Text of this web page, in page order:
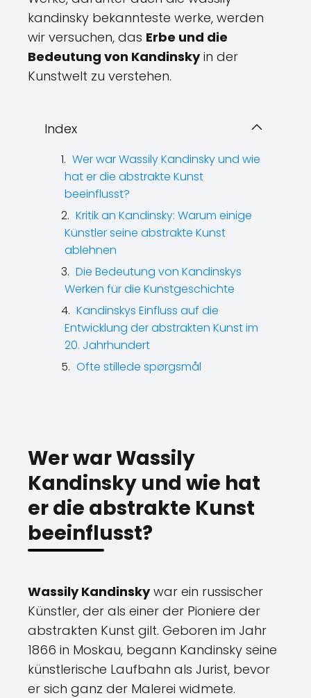
kandinsky bekannteste werke, werden
wir versuchen, das Erbe und die
Bedeutung von Kandinskyin der
Kunstwelt zu verstehen.
Index
Wer war Wassily Kandinsky und wie
hat er die abstrakte Kunst
beeinflusst?
Kritik an Kandinsky: Warum einige
Künstler seine abstrakte Kunst
ablehnen
Die Bedeutung von Kandinskys
Werken für die Kunstgeschichte
Kandinskys Einfluss auf die
Entwicklung der abstrakten Kunst im
20. Jahrhundert
Ofte stillede spørgsmål
Wer war Wassily
Kandinsky und wie hat
er die abstrakte Kunst
beeinflusst?
Wassily Kandinskywar ein russischer
Künstler, der als einer der Pioniere der
abstrakten Kunst gilt. Geboren im Jahr
1866 in Moskau, begann Kandinsky seine
künstlerische Laufbahn als Jurist, bevor
er sich ganz der Malerei widmete.